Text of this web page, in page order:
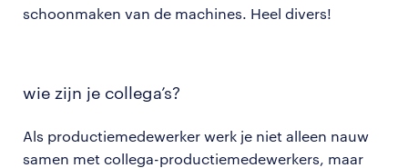
schoonmaken van de machines. Heel divers!
wie zijn je collega’s?
Als productiemedewerker werk je niet alleen nauw
samen met collega-productiemedewerkers, maar